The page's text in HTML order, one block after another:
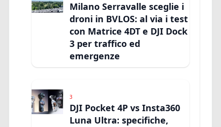
Milano Serravalle sceglie i
droni in BVLOS: al via i test
con Matrice 4DT e DJI Dock
3 per traffico ed
emergenze
3
DJI Pocket 4P vs Insta360
Luna Ultra: specifiche,